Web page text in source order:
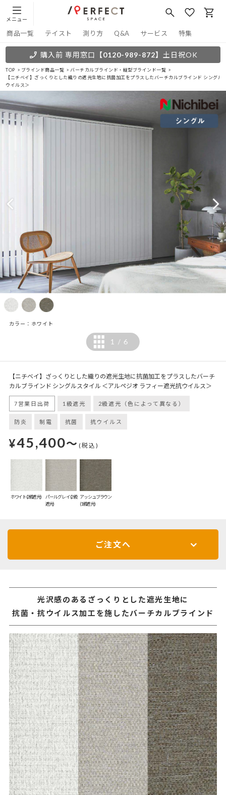
メニュー
商品一覧 テイスト 測り方 Q&A サービス 特集
購入前 専用窓口 【0120-989-872】 土日祝OK
TOP ブラインド商品一覧
バーチカルブラインド・縦型ブラインド一覧
【ニチベイ】ざっくりとした織りの遮光生地に抗菌加工をプラスしたバーチカルブラインド シングル
ウイルス＞
カラー：ホワイト
1 / 6
【ニチベイ】ざっくりとした織りの遮光生地に抗菌加工をプラスしたバーチ
カルブラインド シングルスタイル ＜アルペジオ ラフィー遮光抗ウイルス＞
7営業日出荷 1級遮光 2級遮光（色によって異なる）
防炎 制電 抗菌 抗ウイルス
¥45,400～ (税込)
ホワイト(2級遮光)
パールグレイ(2級
遮光)
アッシュブラウン
(1級遮光)
ご注文へ
光沢感のあるざっくりとした遮光生地に
抗菌・抗ウイルス加工を施したバーチカルブラインド